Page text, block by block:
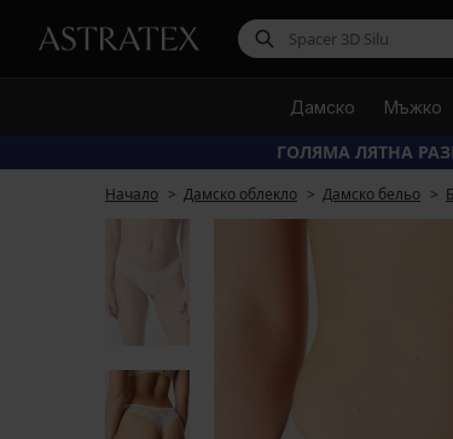
Дамско Мъжко
ГОЛЯМА ЛЯТНА
Начало Дамско облекло Дамско бельо